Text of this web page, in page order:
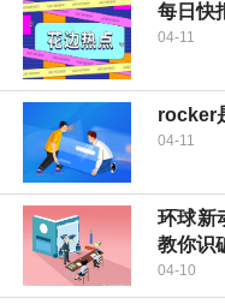
每日快
04-11
rocker
04-11
环球新
教你识
04-10